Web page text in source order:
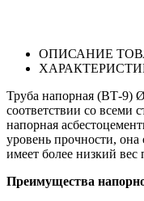
ОПИСАНИЕ
Труба напорная (ВТ-9)
соответствии со всеми
напорная
уровень прочности, она
имеет более низкий
Преимущества